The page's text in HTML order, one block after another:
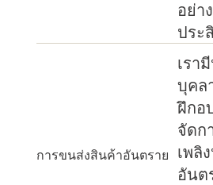
อย่า
ประ
การขนส่งสินค้าอันตราย
เรา
บุคล
ฝึกอ
จัดก
เพลิ
อันต